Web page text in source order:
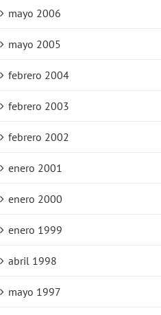
mayo 2006
mayo 2005
febrero 2004
febrero 2003
febrero 2002
enero 2001
enero 2000
enero 1999
abril 1998
mayo 1997